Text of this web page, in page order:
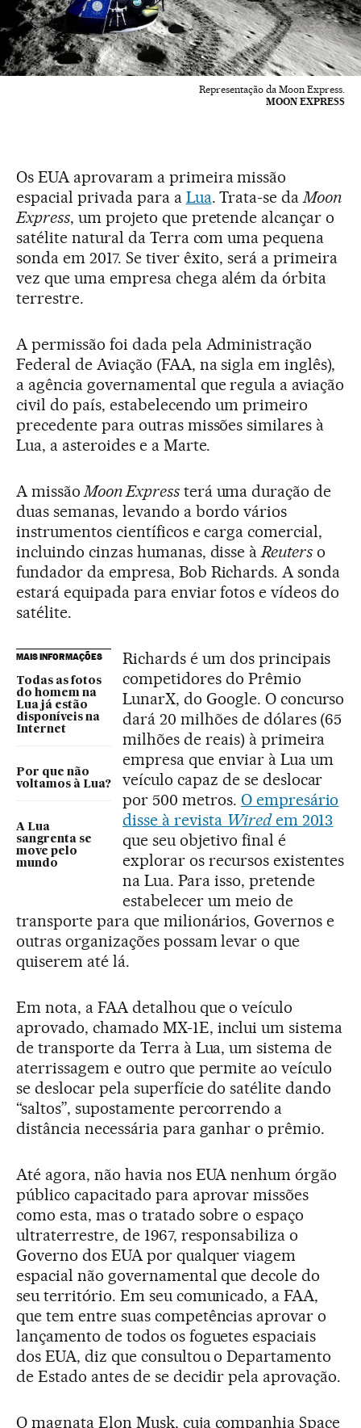
Representação da Moon Express.
MOON EXPRESS
Os EUA aprovaram a primeira missão
espacial privada para a Lua. Trata-se daMoon
Express, um projeto que pretende alcançar o
satélite natural da Terra com uma pequena
sonda em 2017. Se tiver êxito, será a primeira
vez que uma empresa chega além da órbita
terrestre.
A permissão foi dada pela Administração
Federal de Aviação (FAA, na sigla em inglês),
a agência governamental que regula a aviação
civil do país, estabelecendo um primeiro
precedente para outras missões similares à
Lua, a asteroides e a Marte.
A missãoMoon Expressterá uma duração de
duas semanas, levando a bordo vários
instrumentos científicos e carga comercial,
incluindo cinzas humanas, disse àReuters o
fundador da empresa, Bob Richards. A sonda
estará equipada para enviar fotos e vídeos do
satélite.
MAIS INFORMAÇÕES
Todas as fotos
do homem na
Lua já estão
disponíveis na
Internet
Por que não
voltamos à Lua?
A Lua
sangrenta se
move pelo
mundo
Richards é um dos principais
competidores do Prêmio
LunarX, do Google. O concurso
dará 20 milhões de dólares (65
milhões de reais) à primeira
empresa que enviar à Lua um
veículo capaz de se deslocar
por 500 metros. O empresário
disse à revista Wiredem 2013
que seu objetivo final é
explorar os recursos existentes
na Lua. Para isso, pretende
estabelecer um meio de
transporte para que milionários, Governos e
outras organizações possam levar o que
quiserem até lá.
Em nota, a FAA detalhou que o veículo
aprovado, chamado MX-1E, inclui um sistema
de transporte da Terra à Lua, um sistema de
aterrissagem e outro que permite ao veículo
se deslocar pela superfície do satélite dando
“saltos”, supostamente percorrendo a
distância necessária para ganhar o prêmio.
Até agora, não havia nos EUA nenhum órgão
público capacitado para aprovar missões
como esta, mas o tratado sobre o espaço
ultraterrestre, de 1967, responsabiliza o
Governo dos EUA por qualquer viagem
espacial não governamental que decole do
seu território. Em seu comunicado, a FAA,
que tem entre suas competências aprovar o
lançamento de todos os foguetes espaciais
dos EUA, diz que consultou o Departamento
de Estado antes de se decidir pela aprovação.
O magnata Elon Musk, cuja companhia Space